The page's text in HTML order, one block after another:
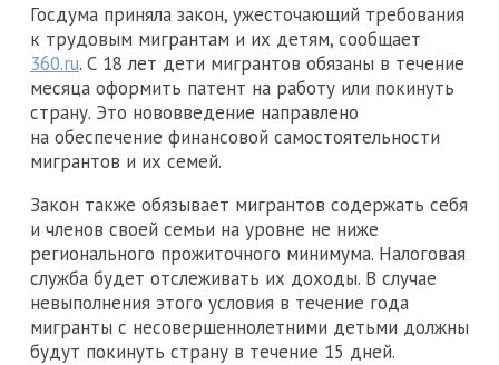
Госдума приняла закон, ужесточающий требования
к трудовым мигрантам и их детям, сообщает
360.ru. С 18 лет дети мигрантов обязаны в течение
месяца оформить патент на работу или покинуть
страну. Это нововведение направлено
на обеспечение финансовой самостоятельности
мигрантов и их семей.
Закон также обязывает мигрантов содержать себя
и членов своей семьи на уровне не ниже
регионального прожиточного минимума. Налоговая
служба будет отслеживать их доходы. В случае
невыполнения этого условия в течение года
мигранты с несовершеннолетними детьми должны
будут покинуть страну в течение 15 дней.